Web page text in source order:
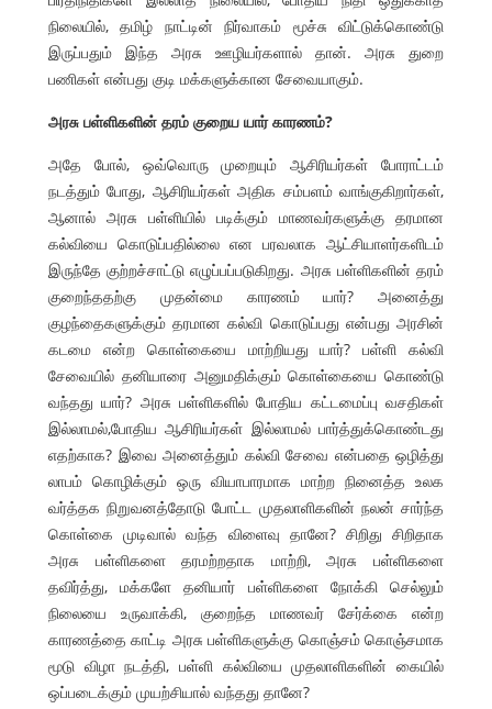
நிலையில், தமிழ் நாட்டின் நிர்வாகம் மூச்சு விட்டுக்கொண்டு
இருப்பதும் இந்த அரசு ஊழியர்களால் தான். அரசு துறை
பணிகள் என்பது குடி மக்களுக்கான சேவையாகும்.
அரசு பள்ளிகளின் தரம் குறைய யார் காரணம்?
அதே போல், ஒவ்வொரு முறையும் ஆசிரியர்கள் போராட்டம்
நடத்தும் போது, ஆசிரியர்கள் அதிக சம்பளம் வாங்குகிறார்கள்,
ஆனால் அரசு பள்ளியில் படிக்கும் மாணவர்களுக்கு தரமான
கல்வியை கொடுப்பதில்லை என பரவலாக ஆட்சியாளர்களிடம்
இருந்தே குற்றச்சாட்டு எழுப்பப்படுகிறது. அரசு பள்ளிகளின் தரம்
குறைந்ததற்கு முதன்மை காரணம் யார்? அனைத்து
குழந்தைகளுக்கும் தரமான கல்வி கொடுப்பது என்பது அரசின்
கடமை என்ற கொள்கையை மாற்றியது யார்? பள்ளி கல்வி
சேவையில் தனியாரை அனுமதிக்கும் கொள்கையை கொண்டு
வந்தது யார்? அரசு பள்ளிகளில் போதிய கட்டமைப்பு வசதிகள்
இல்லாமல்,போதிய ஆசிரியர்கள் இல்லாமல் பார்த்துக்கொண்டது
எதற்காக? இவை அனைத்தும் கல்வி சேவை என்பதை ஒழித்து
லாபம் கொழிக்கும் ஒரு வியாபாரமாக மாற்ற நினைத்த உலக
வர்த்தக நிறுவனத்தோடு போட்ட முதலாளிகளின் நலன் சார்ந்த
கொள்கை முடிவால் வந்த விளைவு தானே? சிறிது சிறிதாக
அரசு பள்ளிகளை தரமற்றதாக மாற்றி, அரசு பள்ளிகளை
தவிர்த்து, மக்களே தனியார் பள்ளிகளை நோக்கி செல்லும்
நிலையை உருவாக்கி, குறைந்த மாணவர் சேர்க்கை என்ற
காரணத்தை காட்டி அரசு பள்ளிகளுக்கு கொஞ்சம் கொஞ்சமாக
மூடு விழா நடத்தி, பள்ளி கல்வியை முதலாளிகளின் கையில்
ஒப்படைக்கும் முயற்சியால் வந்தது தானே?